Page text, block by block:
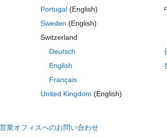
DropDown.Value to the index
Thanks for any help!
Portugal(English)
Sweden (English)
Switzerland
Deutsch
English
Français
United Kingdom (English)
業オフィスへのお問い合わせ